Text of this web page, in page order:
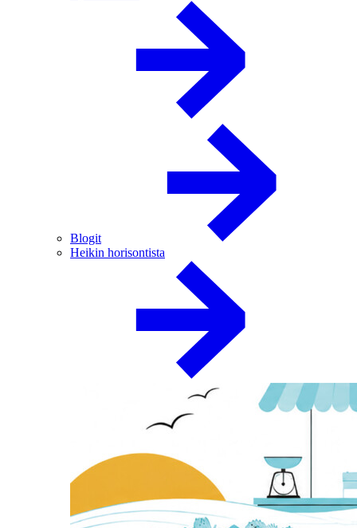
Blogit
Heikin horisontista